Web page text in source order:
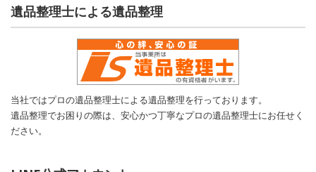
遺品整理士による遺品整理
当社ではプロの遺品整理士による遺品整理を行っております。
遺品整理でお困りの際は、安心かつ丁寧なプロの遺品整理士にお任せく
ださい。